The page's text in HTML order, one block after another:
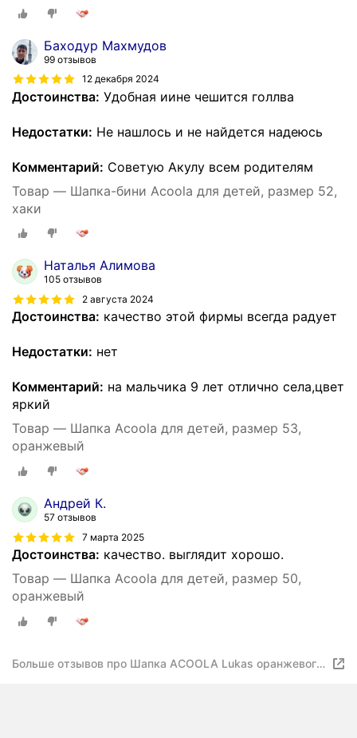
Баходур Махмудов
99 отзывов
12 декабря 2024
Достоинства: Удобная иине чешится голлва
Недостатки: Не нашлось и не найдется надеюсь
Комментарий: Советую Акулу всем родителям
Товар — Шапка-бини Acoola для детей, размер 52,
хаки
Наталья Алимова
105 отзывов
2 августа 2024
Достоинства: качество этой фирмы всегда радует
Недостатки: нет
Комментарий: на мальчика 9 лет отлично села,цвет
яркий
Товар — Шапка Acoola для детей, размер 53,
оранжевый
Андрей К.
57 отзывов
7 марта 2025
Достоинства: качество. выглядит хорошо.
Товар — Шапка Acoola для детей, размер 50,
оранжевый
Больше отзывов про Шапка ACOOLA Lukas оранжевого